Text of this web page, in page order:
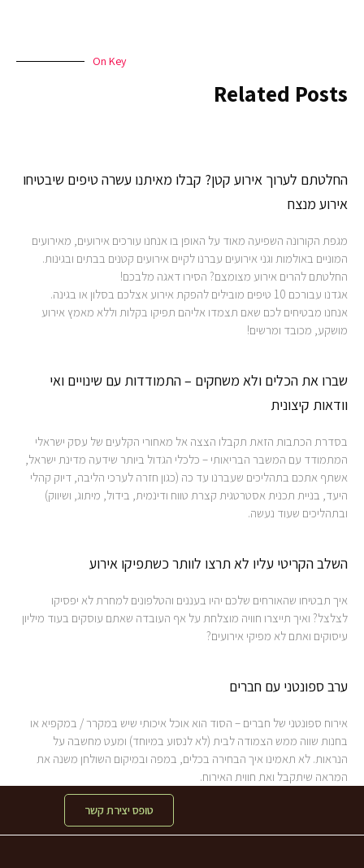
On Key
Related Posts
החלטתם לערוך אירוע קטן? קבלו מאיתנו עשרה טיפים שיבטיחו
אירוע מנצח
מגפת הקורונה השפיעה מאוד על האופן בו אנחנו עורכים אירועים, מאירועים
המוניים באולמות וגני אירועים עברנו לקיים אירועים קטנים בבתים ובגינות.
החלטתם להרים אירוע מצומצם? הסירו דאגה מלבכם!
אגדנו עבורכם 10 טיפים מובילים להפקת אירוע אצלכם בסלון או בגינה.
אנחנו מבטיחים לכם שאם תצמדו אליהם תפיקו בקלות וללא מאמץ אירוע
מושקע, מכובד ומרשים!
שברו את הכלים ולא משחקים – התמודדות עם שינויים ואי
וודאות קיצונית
בסדרת הכתבות הזאת תקבלו הצצה אל מאחורי הקלעים של עסק ישראלי
המתמודד עם המשבר הבריאותי – כלכלי הגדול ביותר שידעה מדינת ישראל,
אשתף אתכם בתהליכים שעברנו עד כה (כגון חזרה לערכי הליבה, דיוק קהלי
היעד, בניית תכנית אסטרטגית קצרת טווח ודינמית, בידול, מיתוג, ושיווק)
ובתהליכים שעוד נעשה.
השלב הקריטי עליו לא תרצו לוותר כשתפיקו אירוע
איך תבטיחו שהאורחים שלכם יהיו בעננים והטלפונים למחרת לא יפסיקו
לצלצל? ואיך תייצרו חוויה מוצלחת על אף העובדה שאתם עוסקים בעוד מיליון
עיסוקים ואתם לא מפיקי אירועים?
ערב ספונטני עם חברים
אירוח ספונטני של חברים – הסוד הוא אוכל איכותי שיש במקרר / במקפיא או
בחנות שווה ממש הצמודה לבית (לא לנסוע במיוחד) ומעט מחשבה על
הנראות. לא תאמינו איך הבחירה בכלים, במפה ובמיקום השולחן משנה את
המראה שיתקבל ואת חווית האירוח.
טופס יצירת קשר